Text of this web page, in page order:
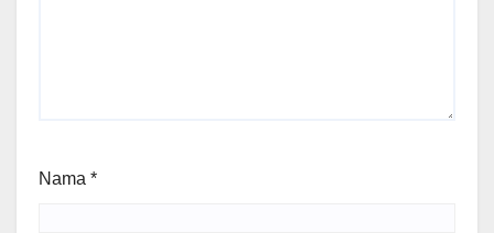
Nama *